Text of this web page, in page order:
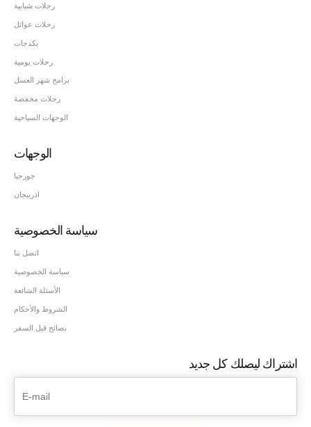
رحلات شبابية
رحلات عوائل
بكدجات
رحلات يومية
برامج شهر العسل
رحلات مخفضة
الوجهات السياحية
الوجهات
جورجيا
اذربيجان
سياسة الخصوصية
اتصل بنا
سياسة الخصوصية
الأسئلة الشائعة
الشروط والأحكام
نصائح قبل السفر
اشتراك ليصلك كل جديد